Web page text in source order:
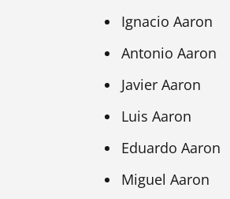
Ignacio Aaron
Antonio Aaron
Javier Aaron
Luis Aaron
Eduardo Aaron
Miguel Aaron